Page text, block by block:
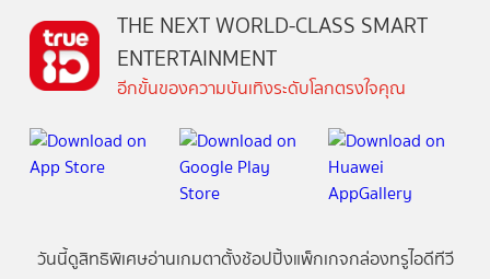
THE NEXT WORLD-CLASS SMART
ENTERTAINMENT
อีกขั้นของความบันเทิงระดับโลกตรงใจคุณ
วันนี้ดูสิทธิพิเศษอ่านเกมตาตั้งช้อปปิ้งแพ็กเกจกล่องทรูไอดีทีวี